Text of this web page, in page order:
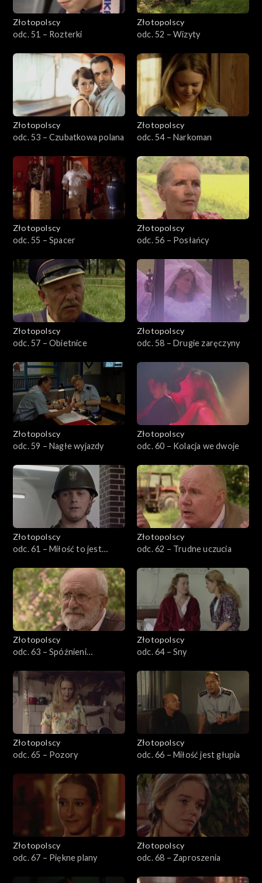
Złotopolscy
odc. 51 – Rozterki
Złotopolscy
odc. 52 – Wizyty
Złotopolscy
odc. 53 – Czubatkowa polana
Złotopolscy
odc. 54 – Narkoman
Złotopolscy
odc. 55 – Spacer
Złotopolscy
odc. 56 – Posłańcy
Złotopolscy
odc. 57 – Obietnice
Złotopolscy
odc. 58 – Drugie zaręczyny
Złotopolscy
odc. 59 – Nagłe wyjazdy
Złotopolscy
odc. 60 – Kolacja we dwoje
Złotopolscy
odc. 61 – Miłość to jest
Złotopolscy
odc. 62 – Trudne uczucia
Złotopolscy
odc. 63 – Spóźnieni
Złotopolscy
odc. 64 – Sny
Złotopolscy
odc. 65 – Pozory
Złotopolscy
odc. 66 – Miłość jest głupia
Złotopolscy
odc. 67 – Piękne plany
Złotopolscy
odc. 68 – Zaproszenia